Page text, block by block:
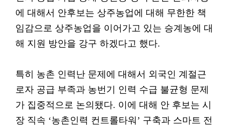
에 대해서 안후보는 상주농업에 대해 무한한 책
임감으로 상주농업을 이어가고 있는 승계농에 대
해 지원 방안을 강구 하겠다고 했다.
특히 농촌 인력난 문제에 대해서 외국인 계절근
로자 공급 부족과 농번기 인력 수급 불균형 문제
가 집중적으로 논의됐다. 이에 대해 안 후보는 시
장 직속 ‘농촌인력 컨트롤타워’ 구축과 스마트 전